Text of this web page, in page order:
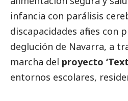
infancia con parálisis
discapacidades afines con
deglución de Navarra, a
marcha del proyecto
entornos escolares,